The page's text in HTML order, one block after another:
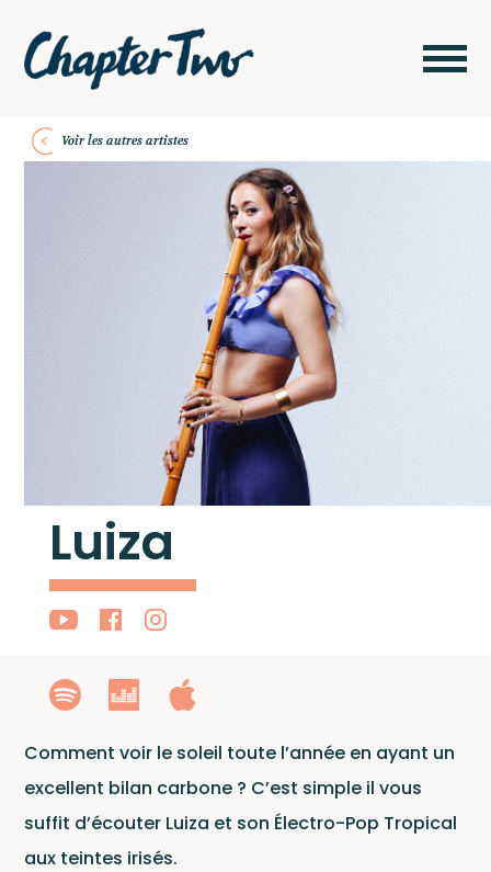
Voir les autres artistes
Luiza
Comment voir le soleil toute l’année en ayant un
excellent bilan carbone ? C’est simple il vous
suffit d’écouter Luiza et son Électro-Pop Tropical
aux teintes irisés.